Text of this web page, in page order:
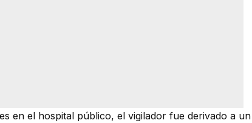
en el hospital público, el vigilador fue derivado a un